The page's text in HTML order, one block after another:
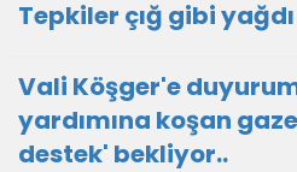
Tepkiler çığ gibi yağdı
Vali Köşger'e
yardımına koşan
destek' bekliyor..